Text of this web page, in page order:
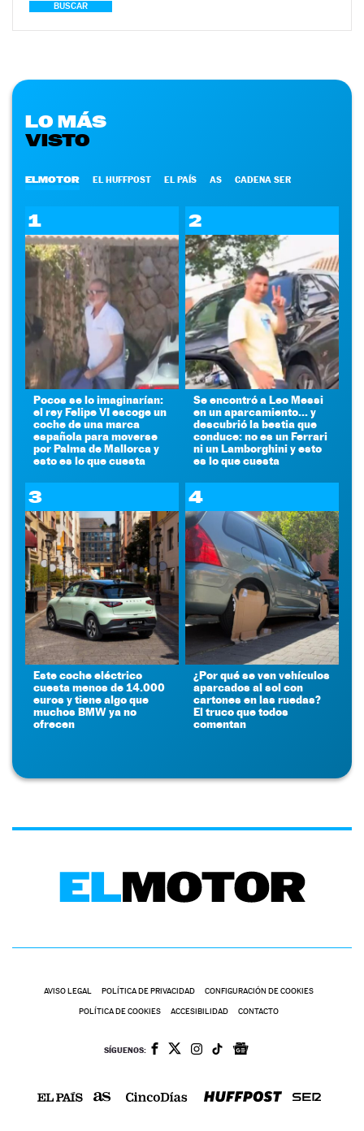
BUSCAR
LO MÁS
VISTO
ELMOTOR EL HUFFPOST EL PAÍS AS CADENA SER
1
Pocos se lo imaginarían:
el rey Felipe VI escoge un
coche de una marca
española para moverse
por Palma de Mallorca y
esto es lo que cuesta
2
Se encontró a Leo Messi
en un aparcamiento... y
descubrió la bestia que
conduce: no es un Ferrari
ni un Lamborghini y esto
es lo que cuesta
3
Este coche eléctrico
cuesta menos de 14.000
euros y tiene algo que
muchos BMW ya no
ofrecen
4
¿Por qué se ven vehículos
aparcados al sol con
cartones en las ruedas?
El truco que todos
comentan
AVISO LEGAL POLÍTICA DE PRIVACIDAD CONFIGURACIÓN DE COOKIES
POLÍTICA DE COOKIES ACCESIBILIDAD CONTACTO
SÍGUENOS: